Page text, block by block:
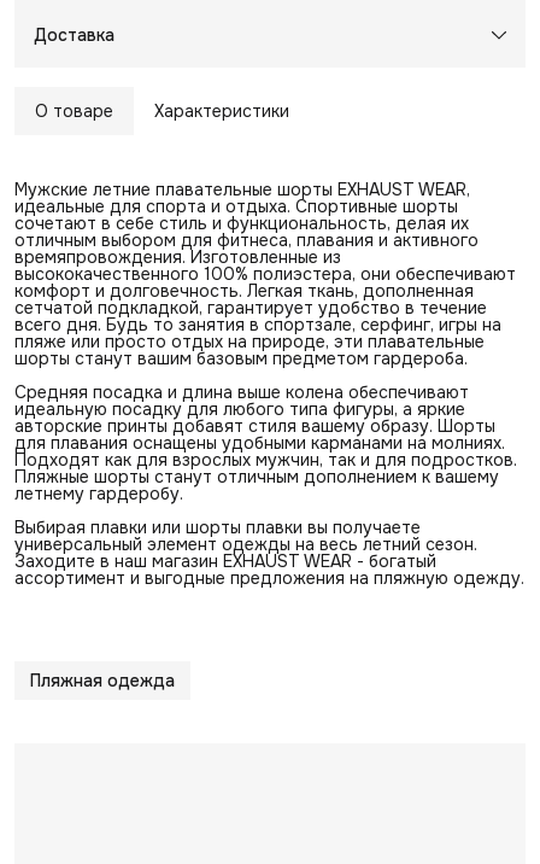
Доставка
О товаре Характеристики
Мужские летние плавательные шорты EXHAUST WEAR,
идеальные для спорта и отдыха. Спортивные шорты
сочетают в себе стиль и функциональность, делая их
отличным выбором для фитнеса, плавания и активного
времяпровождения. Изготовленные из
высококачественного 100% полиэстера, они обеспечивают
комфорт и долговечность. Легкая ткань, дополненная
сетчатой подкладкой, гарантирует удобство в течение
всего дня. Будь то занятия в спортзале, серфинг, игры на
пляже или просто отдых на природе, эти плавательные
шорты станут вашим базовым предметом гардероба.
Средняя посадка и длина выше колена обеспечивают
идеальную посадку для любого типа фигуры, а яркие
авторские принты добавят стиля вашему образу. Шорты
для плавания оснащены удобными карманами на молниях.
Подходят как для взрослых мужчин, так и для подростков.
Пляжные шорты станут отличным дополнением к вашему
летнему гардеробу.
Выбирая плавки или шорты плавки вы получаете
универсальный элемент одежды на весь летний сезон.
Заходите в наш магазин EXHAUST WEAR - богатый
ассортимент и выгодные предложения на пляжную одежду.
Пляжная одежда